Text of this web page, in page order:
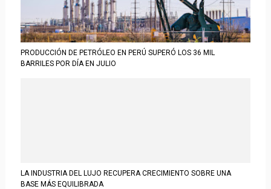
PRODUCCIÓN DE PETRÓLEO EN PERÚ SUPERÓ LOS 36 MIL
BARRILES POR DÍA EN JULIO
LA INDUSTRIA DEL LUJO RECUPERA CRECIMIENTO SOBRE UNA
BASE MÁS EQUILIBRADA